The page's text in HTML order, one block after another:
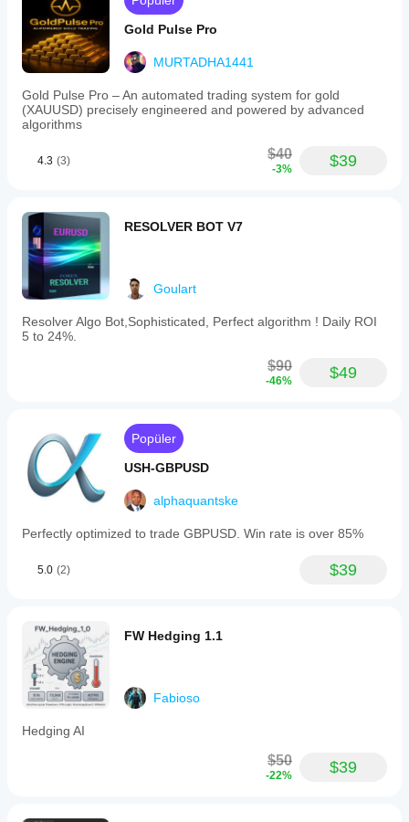
koşullarına,
spread'lere
ve yürütme
kalitesine
bağlı olarak
değişebilir.
Botu kendi
ortamınızda
gerçek
gösterdiğini
anlamanıza
yardımcı
olur.
Gold Pulse Pro
MURTADHA1441
Gold Pulse Pro – An automated trading system for gold
(XAUUSD) precisely engineered and powered by advanced
algorithms
4.3 (3) $40
-3% $39
RESOLVER BOT V7
Goulart
Resolver Algo Bot,Sophisticated, Perfect algorithm ! Daily ROI
5 to 24%.
$90
-46% $49
Popüler
USH-GBPUSD
alphaquantske
Perfectly optimized to trade GBPUSD. Win rate is over 85%
5.0 (2) $39
FW Hedging 1.1
Fabioso
Hedging AI
$50
-22% $39